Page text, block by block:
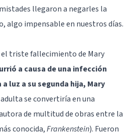
llegaron a negarles la
algo impensable en nuestros días.
el triste fallecimiento de Mary
a causa de una infección
luz a su segunda hija, Mary
adulta se convertiría en una
de multitud de obras entre la
conocida,Frankenstein). Fueron